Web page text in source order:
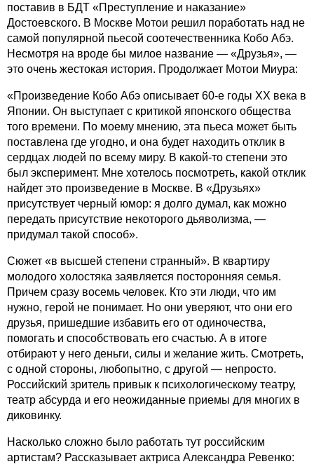
поставив в БДТ «Преступление и наказание»
Достоевского. В Москве Мотои решил поработать над не
самой популярной пьесой соотечественника Кобо Абэ.
Несмотря на вроде бы милое название — «Друзья», —
это очень жестокая история. Продолжает Мотои Миура:
«Произведение Кобо Абэ описывает 60-е годы XX века в
Японии. Он выступает с критикой японского общества
того времени. По моему мнению, эта пьеса может быть
поставлена где угодно, и она будет находить отклик в
сердцах людей по всему миру. В какой-то степени это
был эксперимент. Мне хотелось посмотреть, какой отклик
найдет это произведение в Москве. В «Друзьях»
присутствует черный юмор: я долго думал, как можно
передать присутствие некоторого дьяволизма, —
придумал такой способ».
Сюжет «в высшей степени странный». В квартиру
молодого холостяка заявляется посторонняя семья.
Причем сразу восемь человек. Кто эти люди, что им
нужно, герой не понимает. Но они уверяют, что они его
друзья, пришедшие избавить его от одиночества,
помогать и способствовать его счастью. А в итоге
отбирают у него деньги, силы и желание жить. Смотреть,
с одной стороны, любопытно, с другой — непросто.
Российский зритель привык к психологическому театру,
театр абсурда и его неожиданные приемы для многих в
диковинку.
Насколько сложно было работать тут российским
артистам? Рассказывает актриса Александра Ревенко: